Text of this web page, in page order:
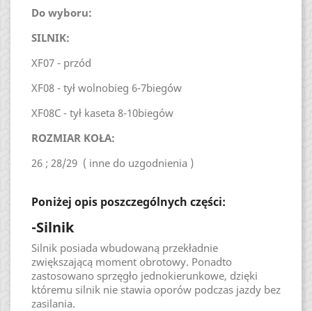
Do wyboru:
SILNIK:
XF07 - przód
XF08 - tył wolnobieg 6-7biegów
XF08C - tył kaseta 8-10biegów
ROZMIAR KOŁA:
26 ; 28/29 ( inne do uzgodnienia )
Poniżej opis poszczególnych części:
-Silnik
Silnik posiada wbudowaną przekładnie
zwiększającą moment obrotowy. Ponadto
zastosowano sprzęgło jednokierunkowe, dzięki
któremu silnik nie stawia oporów podczas jazdy bez
zasilania.